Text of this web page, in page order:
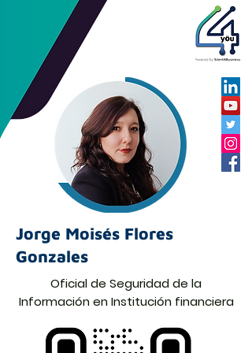
Jorge Moisés Flores
Gonzales
Oficial de Seguridad de la
Información en Institución financiera